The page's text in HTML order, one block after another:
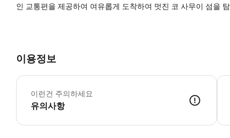
인 교통편을 제공하여 여유롭게 도착하여 멋진 코 사무이 섬을
이용정보
이런건 주의하세요
유의사항
어